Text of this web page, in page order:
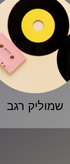
שמוליק רגב